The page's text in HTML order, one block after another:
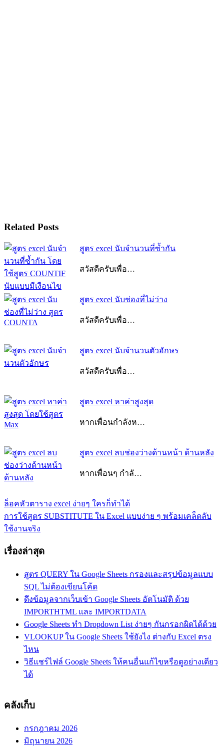
Related Posts
สูตร excel นับจํานวนที่ซ้ำกัน
สวัสดีครับเพื่อ…
สูตร excel นับช่องที่ไม่ว่าง
สวัสดีครับเพื่อ…
สูตร excel นับจํานวนตัวอักษร
สวัสดีครับเพื่อ…
สูตร excel หาค่าสูงสุด
หากเพื่อนกำลังห…
สูตร excel ลบช่องว่างด้านหน้า ด้านหลัง
หากเพื่อนๆ กำลั…
Excel
ขึ้น
สี
สูตร
มากกว่า
แดง
เปลี่ยน
อักษร
เงื่อนไข
สูตร
แนะแนว
เรื่อง
Previous
Post:
ล็อคหัวตาราง excel ง่ายๆ ใครก็ทำได้
Next
Post:
การใช้สูตร SUBSTITUTE ใน Excel แบบง่าย ๆ พร้อมเคล็ดลับ
ใช้งานจริง
เรื่องล่าสุด
สูตร QUERY ใน Google Sheets กรองและสรุปข้อมูลแบบ
SQL ไม่ต้องเขียนโค้ด
ดึงข้อมูลจากเว็บเข้า Google Sheets อัตโนมัติ ด้วย
IMPORTHTML และ IMPORTDATA
Google Sheets ทำ Dropdown List ง่ายๆ กันกรอกผิดได้ด้วย
VLOOKUP ใน Google Sheets ใช้ยังไง ต่างกับ Excel ตรง
ไหน
วิธีแชร์ไฟล์ Google Sheets ให้คนอื่นแก้ไขหรือดูอย่างเดียว
ได้
คลังเก็บ
กรกฎาคม 2026
มิถุนายน 2026